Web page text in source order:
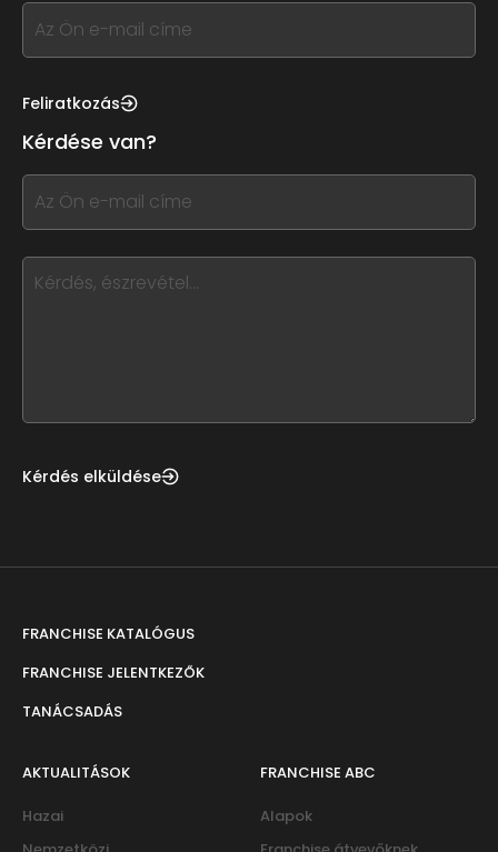
If
you
this,
this
form
field
blank
Feliratkozás
Kérdése van?
If
you
this,
Kérdés elküldése
FRANCHISE KATALÓGUS
FRANCHISE JELENTKEZŐK
TANÁCSADÁS
AKTUALITÁSOK
Hazai
FRANCHISE ABC
Alapok